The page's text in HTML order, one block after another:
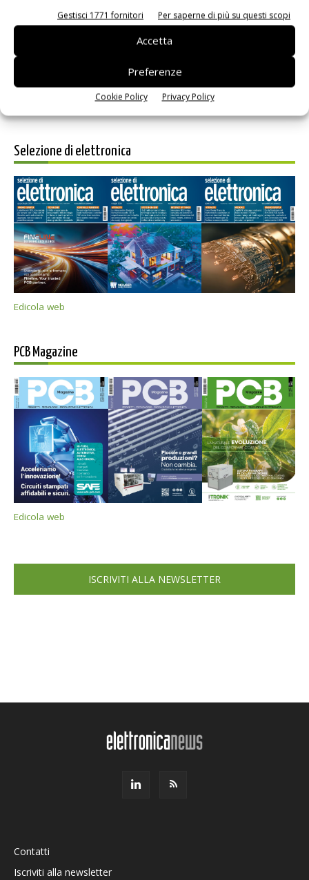
Gestisci 1771 fornitori Per saperne di più su questi scopi
Accetta
Preferenze
Cookie Policy Privacy Policy
Salva il mio nome, email e sito web in questo browser per i
prossimi commenti.
Selezione di elettronica
Edicola web
PCB Magazine
Edicola web
ISCRIVITI ALLA NEWSLETTER
Contatti
Iscriviti alla newsletter